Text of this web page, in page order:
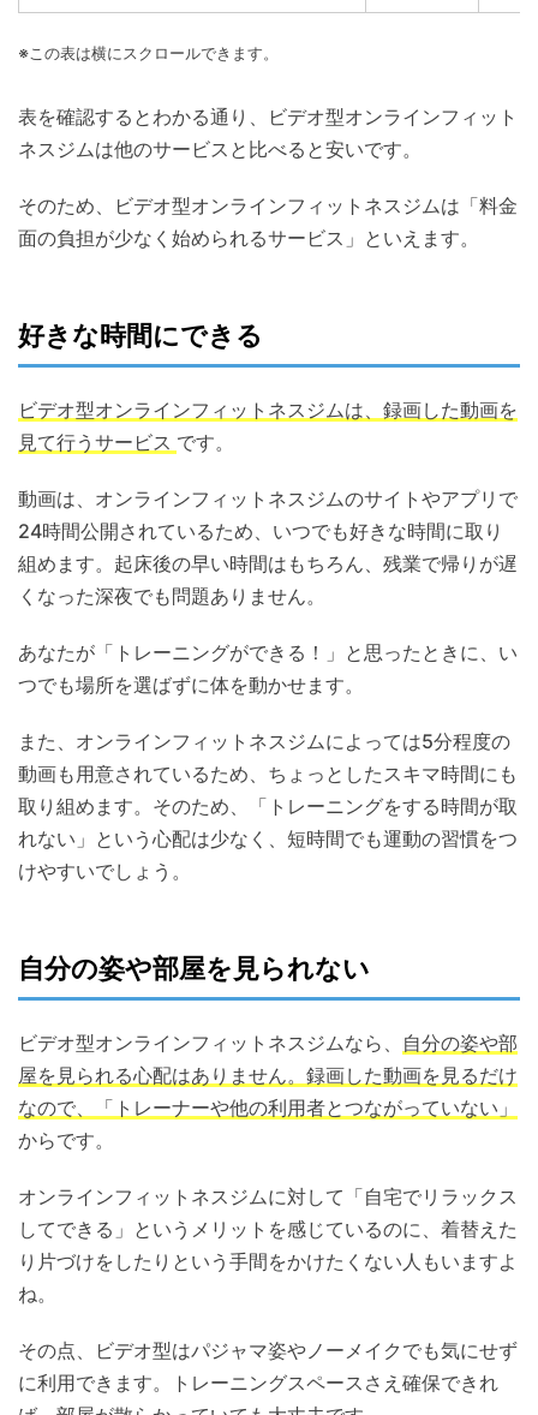
※この表は横にスクロールできます。
表を確認するとわかる通り、ビデオ型オンラインフィット
ネスジムは他のサービスと比べると安いです。
そのため、ビデオ型オンラインフィットネスジムは「料金
面の負担が少なく始められるサービス」といえます。
好きな時間にできる
ビデオ型オンラインフィットネスジムは、録画した動画を
見て行うサービス です。
動画は、オンラインフィットネスジムのサイトやアプリで
24時間公開されているため、いつでも好きな時間に取り
組めます。起床後の早い時間はもちろん、残業で帰りが遅
くなった深夜でも問題ありません。
あなたが「トレーニングができる！」と思ったときに、い
つでも場所を選ばずに体を動かせます。
また、オンラインフィットネスジムによっては5分程度の
動画も用意されているため、ちょっとしたスキマ時間にも
取り組めます。そのため、「トレーニングをする時間が取
れない」という心配は少なく、短時間でも運動の習慣をつ
けやすいでしょう。
自分の姿や部屋を見られない
ビデオ型オンラインフィットネスジムなら、 自分の姿や部
屋を見られる心配はありません。録画した動画を見るだけ
なので、「トレーナーや他の利用者とつながっていない」
からです。
オンラインフィットネスジムに対して「自宅でリラックス
してできる」というメリットを感じているのに、着替えた
り片づけをしたりという手間をかけたくない人もいますよ
ね。
その点、ビデオ型はパジャマ姿やノーメイクでも気にせず
に利用できます。トレーニングスペースさえ確保できれ